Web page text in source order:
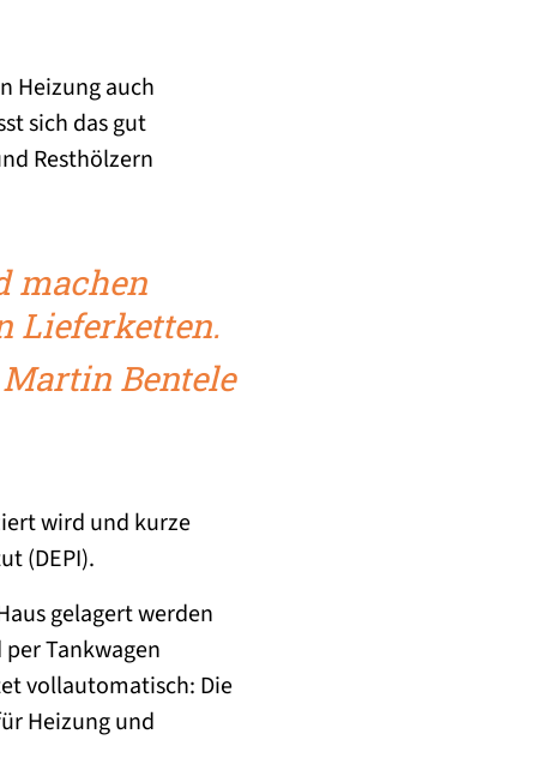
Heizung auch
sich das gut
Resthölzern
machen
Lieferketten.
Bentele
wird und kurze
(DEPI).
gelagert werden
Tankwagen
vollautomatisch: Die
Heizung und